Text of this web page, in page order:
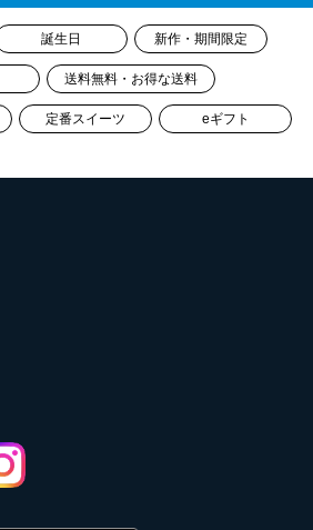
誕生日 新作・期間限定
送料無料・お得な送料
定番スイーツ eギフト